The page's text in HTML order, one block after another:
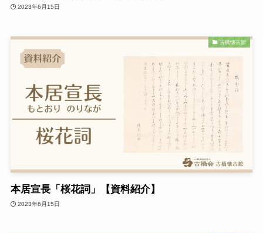
2023年6月15日
古橋懐古館
本居宣長「桜花詞」【資料紹介】
2023年6月15日